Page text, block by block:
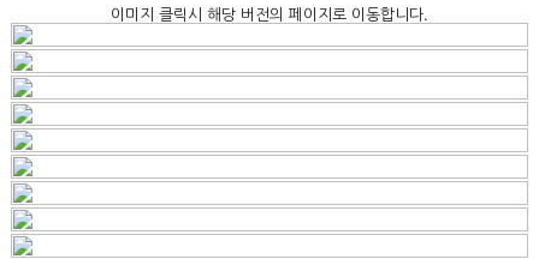
이미지 클릭시 해당 버전의 페이지로 이동합니다.